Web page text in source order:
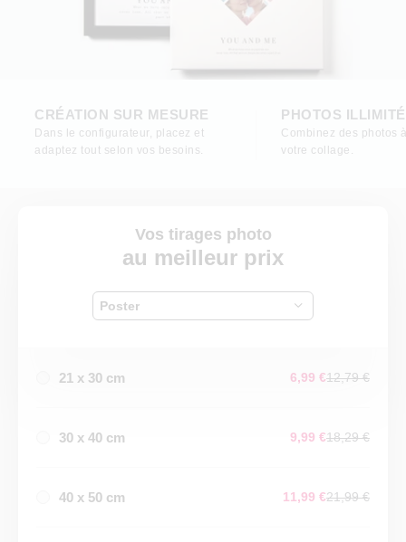
CRÉATION SUR MESURE
Dans le configurateur, placez et
adaptez tout selon vos besoins.
PHOTOS
Combinez des photos
votre collage.
Vos tirages photo
au meilleur prix
Poster
21 x 30 cm 6,99 €12,79 €
30 x 40 cm 9,99 €18,29 €
40 x 50 cm 11,99 €21,99 €